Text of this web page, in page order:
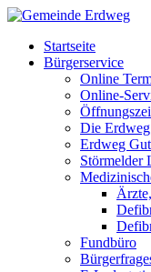
Startseite
Bürgerservice
Online
Online-
Die
Erdweg
Störmelder
Fundbüro